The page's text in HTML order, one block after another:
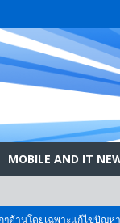
MOBILE AND IT
ด้านโดยเฉพาะแก้ไขปัญหา